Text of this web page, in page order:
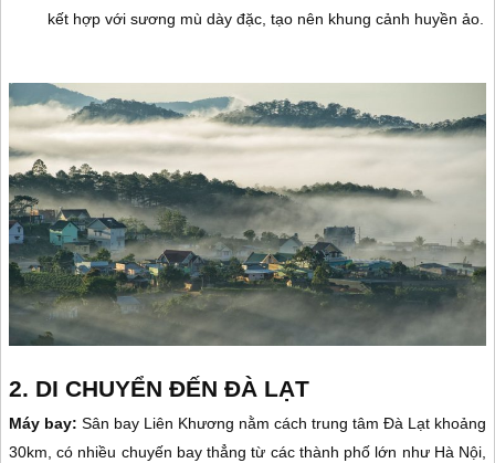
kết hợp với sương mù dày đặc, tạo nên khung cảnh huyền ảo.
2. DI CHUYỂN ĐẾN ĐÀ LẠT
Máy bay: Sân bay Liên Khương nằm cách trung tâm Đà Lạt khoảng
30km, có nhiều chuyến bay thẳng từ các thành phố lớn như Hà Nội,